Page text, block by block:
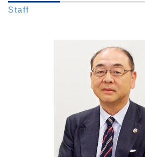
遺留分 範囲
自筆証書遺言 保管制度 メリット
遺言書 検認 手続き
任意後見人
法定後見人 申し立て
限定承認 相続 財産管理人 弁護士
成年後見人 費用 誰が払う
被後見人 被保佐人
成年後見人 家庭裁判所 選任
成年後見人 役割
後見 保佐 補助
財産管理 弁護士 相談 港区
相続問題 弁護士 相談 港区
遺言書作成 弁護士 相談 東京23区
生前対策 弁護士 相談 都内
遺言書作成 弁護士 相談 新橋
生前対策 弁護士 相談 全国対応
生前対策 弁護士 相談 港区
相続問題 弁護士 相談 東京23区
成年後見 弁護士 相談 都内
遺言書作成 弁護士 相談 港区
Staff